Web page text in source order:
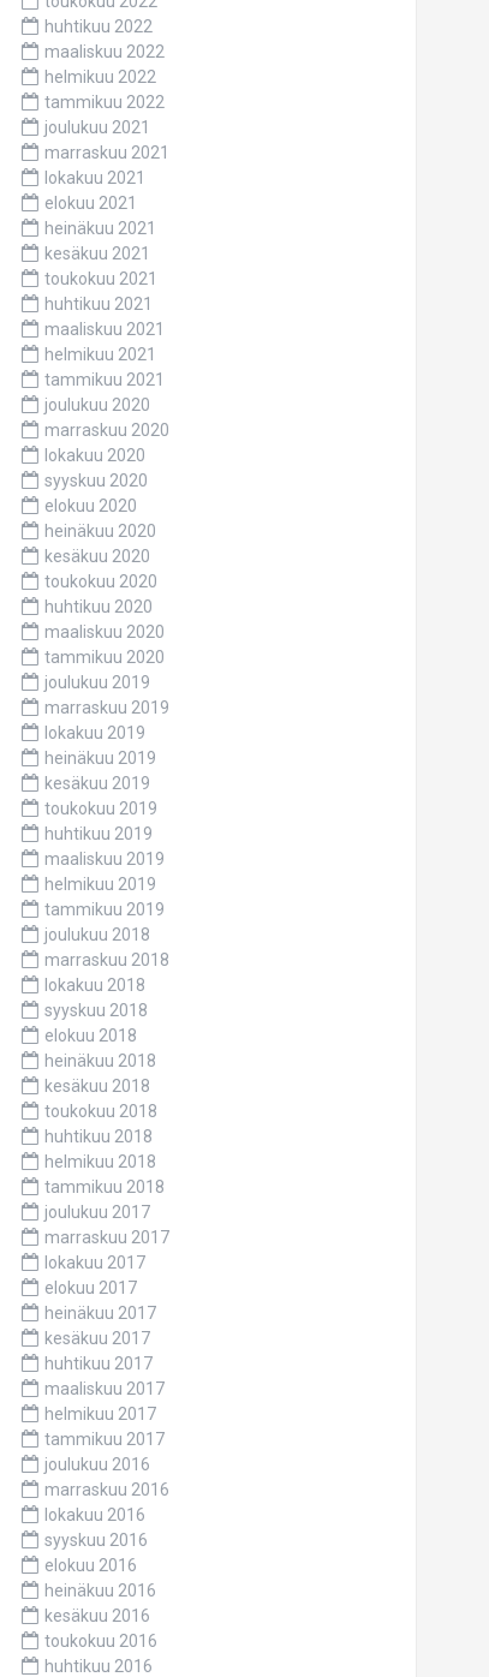
huhtikuu 2022
maaliskuu 2022
helmikuu 2022
tammikuu 2022
joulukuu 2021
marraskuu 2021
lokakuu 2021
elokuu 2021
heinäkuu 2021
kesäkuu 2021
toukokuu 2021
huhtikuu 2021
maaliskuu 2021
helmikuu 2021
tammikuu 2021
joulukuu 2020
marraskuu 2020
lokakuu 2020
syyskuu 2020
elokuu 2020
heinäkuu 2020
kesäkuu 2020
toukokuu 2020
huhtikuu 2020
maaliskuu 2020
tammikuu 2020
joulukuu 2019
marraskuu 2019
lokakuu 2019
heinäkuu 2019
kesäkuu 2019
toukokuu 2019
huhtikuu 2019
maaliskuu 2019
helmikuu 2019
tammikuu 2019
joulukuu 2018
marraskuu 2018
lokakuu 2018
syyskuu 2018
elokuu 2018
heinäkuu 2018
kesäkuu 2018
toukokuu 2018
huhtikuu 2018
helmikuu 2018
tammikuu 2018
joulukuu 2017
marraskuu 2017
lokakuu 2017
elokuu 2017
heinäkuu 2017
kesäkuu 2017
huhtikuu 2017
maaliskuu 2017
helmikuu 2017
tammikuu 2017
joulukuu 2016
marraskuu 2016
lokakuu 2016
syyskuu 2016
elokuu 2016
heinäkuu 2016
kesäkuu 2016
toukokuu 2016
huhtikuu 2016